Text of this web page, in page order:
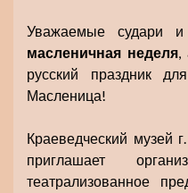
Уважаемые судари и
масленичная неделя,
русский праздник
Масленица!
Краеведческий музей
приглашает
театрализованное